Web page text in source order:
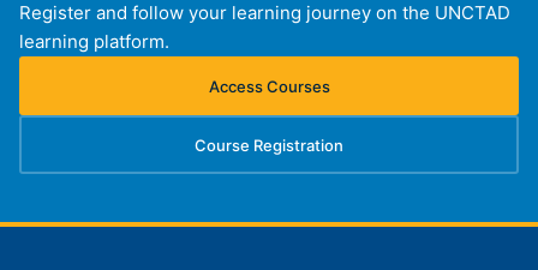
Register and follow your learning journey on the UNCTAD
learning platform.
Access Courses
(opens in new tab)
Course Registration
(opens in new tab)